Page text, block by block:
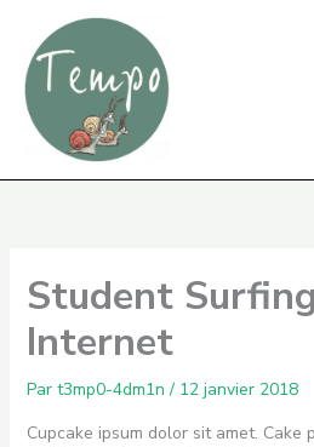
contenu
Student
Internet
Par t3mp0-4dm1n/ 12 janvier 2018
Cupcake ipsum dolor sit amet. Cake